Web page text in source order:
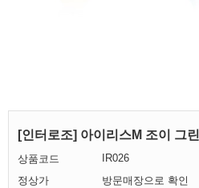
[인터로조] 아이리스M 조이 그린
상품코드
IR026
정상가
방문매장으로 확인